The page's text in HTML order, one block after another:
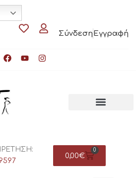
Σύνδεση Εγγραφή
0,00€
0